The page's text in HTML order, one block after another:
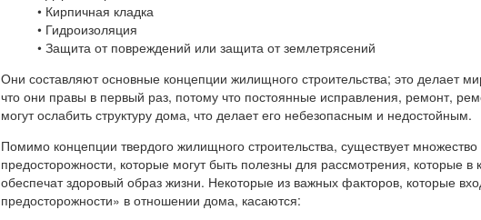
• Кирпичная кладка
• Гидроизоляция
• Защита от повреждений или защита от землетрясений
Они составляют основные концепции жилищного строительства; это делает
что они правы в первый раз, потому что постоянные исправления, ремонт,
могут ослабить структуру дома, что делает его небезопасным и недостойным.
Помимо концепции твердого жилищного строительства, существует
предосторожности, которые могут быть полезны для рассмотрения, которые в
обеспечат здоровый образ жизни. Некоторые из важных факторов, которые
предосторожности» в отношении дома, касаются: